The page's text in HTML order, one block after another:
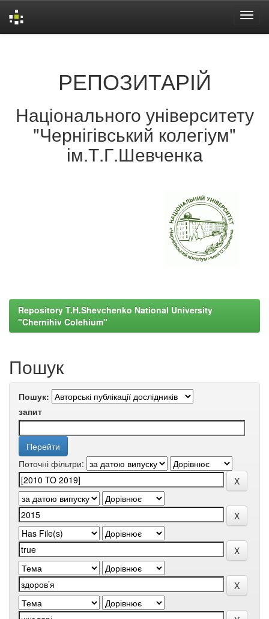
РЕПОЗИТАРІЙ
Національного університету
"Чернігівський колегіум"
ім.Т.Г.Шевченка
Repository T.H.Shevchenko National University
"Chernihiv Colehium"
Пошук
Пошук:
запит
Поточні фільтри: